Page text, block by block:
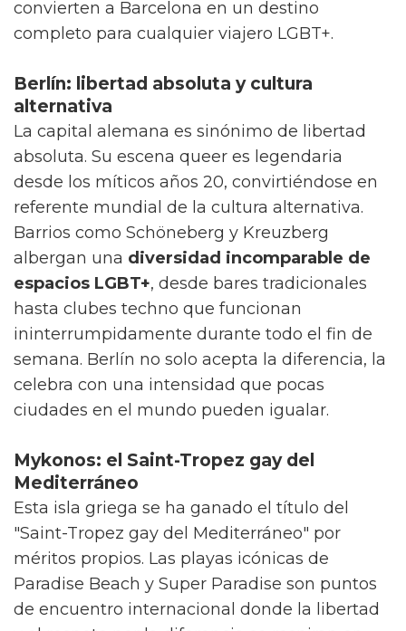
historia y una atmósfera donde la diversidad
se vive con total naturalidad en cada rincón.
Barcelona y el Gayxample
La capital catalana combina historia, cultura
mediterránea y una de las escenas gay más
dinámicas del sur de Europa. El barrio del
Eixample, conocido cariñosamente como
"Gayxample", concentra hoteles, bares,
restaurantes y locales nocturnos donde la
diversidad es la norma. Las playas urbanas de
Barcelona, especialmente la Playa de la Mar
Bella, ofrecen espacios de encuentro durante
el día, mientras que la noche cobra vida en
locales emblemáticos. La arquitectura
modernista de Gaudí, la gastronomía
catalana y el ambiente cosmopolita
completo para cualquier viajero LGBT+.
Berlín: libertad absoluta y cultura
alternativa
La capital alemana es sinónimo de libertad
absoluta. Su escena queer es legendaria
desde los míticos años 20, convirtiéndose en